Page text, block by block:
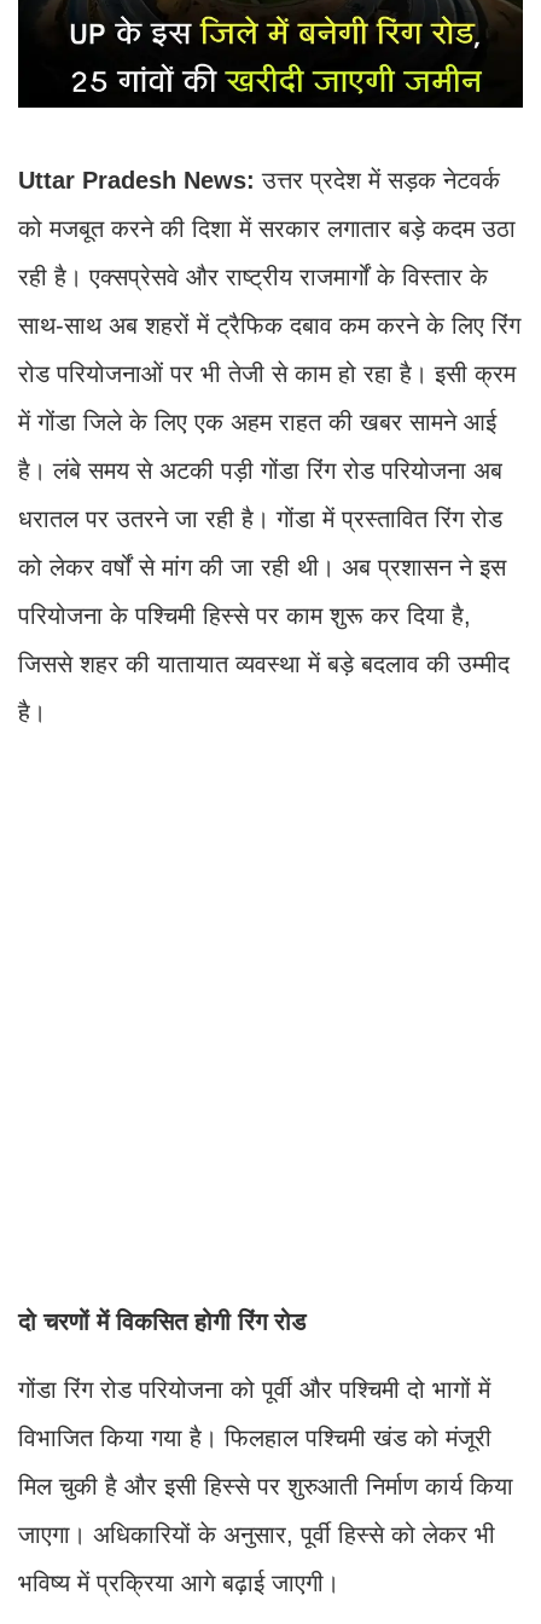
Uttar Pradesh News:उत्तर प्रदेश में सड़क नेटवर्क
को मजबूत करने की दिशा में सरकार लगातार बड़े कदम उठा
रही है। एक्सप्रेसवे और राष्ट्रीय राजमार्गों के विस्तार के
साथ-साथ अब शहरों में ट्रैफिक दबाव कम करने के लिए रिंग
रोड परियोजनाओं पर भी तेजी से काम हो रहा है। इसी क्रम
में गोंडा जिले के लिए एक अहम राहत की खबर सामने आई
है। लंबे समय से अटकी पड़ी गोंडा रिंग रोड परियोजना अब
धरातल पर उतरने जा रही है। गोंडा में प्रस्तावित रिंग रोड
को लेकर वर्षों से मांग की जा रही थी। अब प्रशासन ने इस
परियोजना के पश्चिमी हिस्से पर काम शुरू कर दिया है,
जिससे शहर की यातायात व्यवस्था में बड़े बदलाव की उम्मीद
है।
दो चरणों में विकसित होगी रिंग रोड
गोंडा रिंग रोड परियोजना को पूर्वी और पश्चिमी दो भागों में
विभाजित किया गया है। फिलहाल पश्चिमी खंड को मंजूरी
मिल चुकी है और इसी हिस्से पर शुरुआती निर्माण कार्य किया
जाएगा। अधिकारियों के अनुसार, पूर्वी हिस्से को लेकर भी
भविष्य में प्रक्रिया आगे बढ़ाई जाएगी।